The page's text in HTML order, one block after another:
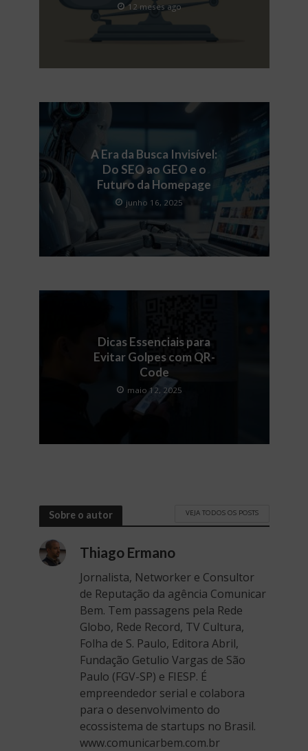
12 meses ago
A Era da Busca Invisível:
Do SEO ao GEO e o
Futuro da Homepage
junho 16, 2025
Dicas Essenciais para
Evitar Golpes com QR-
Code
maio 12, 2025
Sobre o autor VEJA TODOS OS POSTS
Thiago Ermano
Jornalista, Networker e Consultor
de Reputação da agência Comunicar
Bem. Tem passagens pela Rede
Globo, Rede Record, TV Cultura,
Folha de S. Paulo, Editora Abril,
Fundação Getulio Vargas de São
Paulo (FGV-SP) e FIESP. É
empreendedor serial e colabora
para o desenvolvimento do
ecossistema de startups no Brasil.
www.comunicarbem.com.br